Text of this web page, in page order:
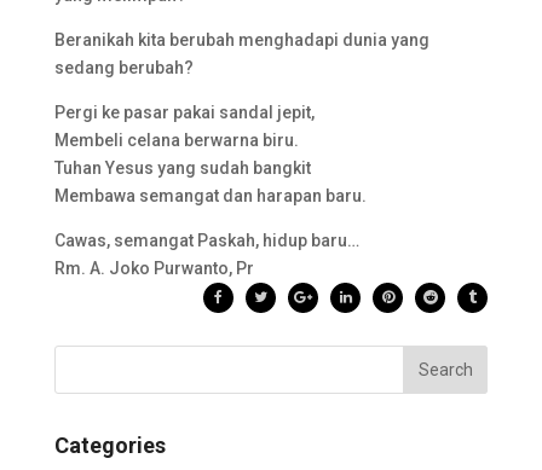
Beranikah kita berubah menghadapi dunia yang
sedang berubah?
Pergi ke pasar pakai sandal jepit,
Membeli celana berwarna biru.
Tuhan Yesus yang sudah bangkit
Membawa semangat dan harapan baru.
Cawas, semangat Paskah, hidup baru…
Rm. A. Joko Purwanto, Pr
Categories